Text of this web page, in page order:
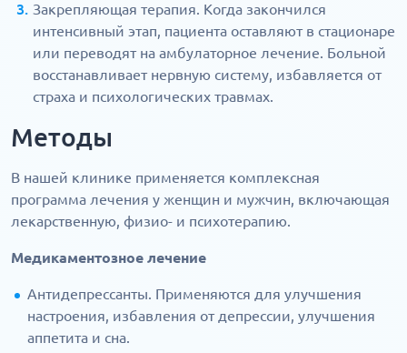
Закрепляющая терапия. Когда закончился
интенсивный этап, пациента оставляют в стационаре
или переводят на амбулаторное лечение. Больной
восстанавливает нервную систему, избавляется от
страха и психологических травмах.
Методы
В нашей клинике применяется комплексная
программа лечения у женщин и мужчин, включающая
лекарственную, физио- и психотерапию.
Медикаментозное лечение
Антидепрессанты. Применяются для улучшения
настроения, избавления от депрессии, улучшения
аппетита и сна.